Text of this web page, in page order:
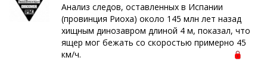
Анализ следов, оставленных в Испании
(провинция Риоха) около 145 млн лет назад
хищным динозавром длиной 4 м, показал, что
ящер мог бежать со скоростью примерно 45
км/ч.